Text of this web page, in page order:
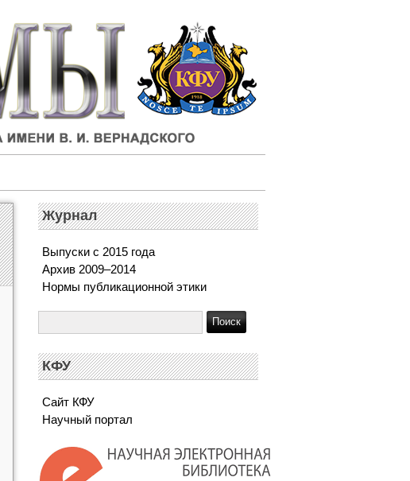
Журнал
Выпуски с 2015 года
Архив 2009–2014
Нормы публикационной этики
КФУ
Сайт КФУ
Научный портал